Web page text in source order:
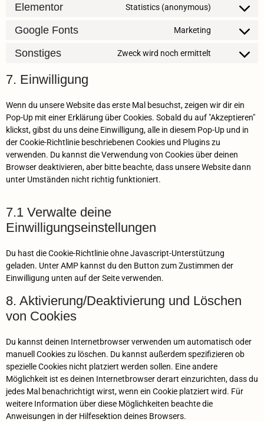
Elementor Statistics (anonymous)
Google Fonts Marketing
Sonstiges Zweck wird noch ermittelt
7. Einwilligung
Wenn du unsere Website das erste Mal besuchst, zeigen wir dir ein
Pop-Up mit einer Erklärung über Cookies. Sobald du auf "Akzeptieren"
klickst, gibst du uns deine Einwilligung, alle in diesem Pop-Up und in
der Cookie-Richtlinie beschriebenen Cookies und Plugins zu
verwenden. Du kannst die Verwendung von Cookies über deinen
Browser deaktivieren, aber bitte beachte, dass unsere Website dann
unter Umständen nicht richtig funktioniert.
7.1 Verwalte deine
Einwilligungseinstellungen
Du hast die Cookie-Richtlinie ohne Javascript-Unterstützung
geladen. Unter AMP kannst du den Button zum Zustimmen der
Einwilligung unten auf der Seite verwenden.
8. Aktivierung/Deaktivierung und Löschen
von Cookies
Du kannst deinen Internetbrowser verwenden um automatisch oder
manuell Cookies zu löschen. Du kannst außerdem spezifizieren ob
spezielle Cookies nicht platziert werden sollen. Eine andere
Möglichkeit ist es deinen Internetbrowser derart einzurichten, dass du
jedes Mal benachrichtigt wirst, wenn ein Cookie platziert wird. Für
weitere Information über diese Möglichkeiten beachte die
Anweisungen in der Hilfesektion deines Browsers.